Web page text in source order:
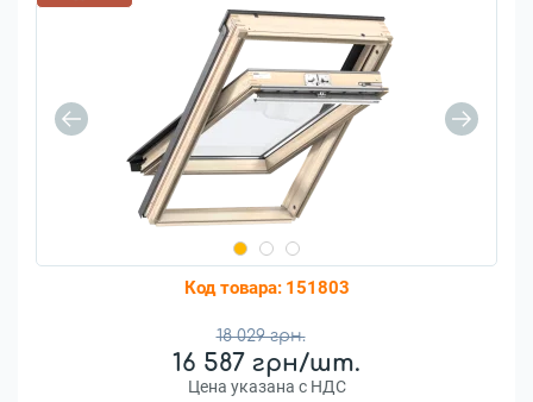
Код товара: 151803
18 029 грн.
16 587 грн/шт.
Цена указана с НДС